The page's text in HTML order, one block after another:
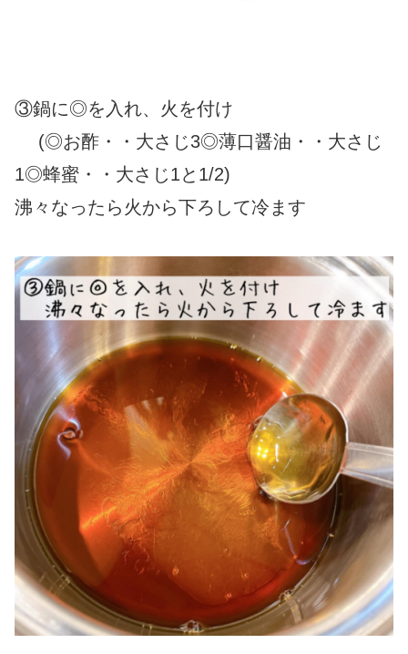
③鍋に◎を入れ、火を付け
(◎お酢・・大さじ3◎薄口醤油・・大さじ
1◎蜂蜜・・大さじ1と1/2)
沸々なったら火から下ろして冷ます